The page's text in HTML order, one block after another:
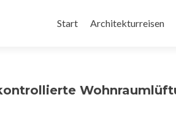
Inhalt
Start Architekturreisen